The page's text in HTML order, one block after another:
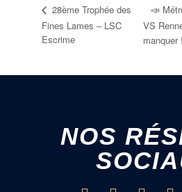
28ème Trophée des
Fines Lames – LSC
Escrime
📣
VS
manquer !
NOS